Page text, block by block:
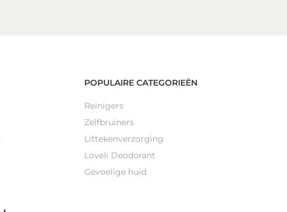
POPULAIRE CATEGORIEËN
Reinigers
Zelfbruiners
Littekenverzorging
Loveli Deodorant
Gevoelige huid